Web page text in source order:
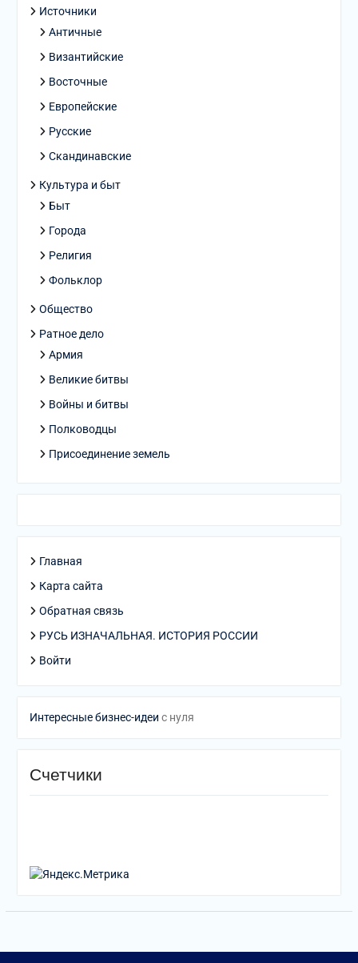
Источники
Античные
Византийские
Восточные
Европейские
Русские
Скандинавские
Культура и быт
Быт
Города
Религия
Фольклор
Общество
Ратное дело
Армия
Великие битвы
Войны и битвы
Полководцы
Присоединение земель
Главная
Карта сайта
Обратная связь
РУСЬ ИЗНАЧАЛЬНАЯ. ИСТОРИЯ РОССИИ
Войти
Интересные бизнес-идеи с нуля
Счетчики